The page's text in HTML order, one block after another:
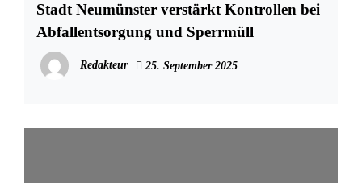
Stadt Neumünster verstärkt Kontrollen bei
Abfallentsorgung und Sperrmüll
Redakteur 25. September 2025